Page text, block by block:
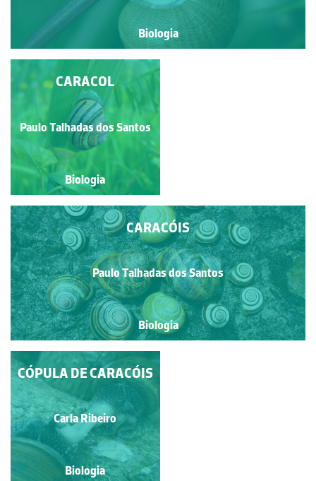
Biologia
SNAIL IN LOVE
Sandra Macieira
Biologia
CARACÓIS
Paulo Talhadas dos Santos
Biologia
CARACOL
Paulo Talhadas dos Santos
Biologia
NUDIBRÂNQUIO
RISCADO
Paulo Talhadas dos Santos
Biologia
CÓPULA DE CARACÓIS
Carla Ribeiro
Biologia